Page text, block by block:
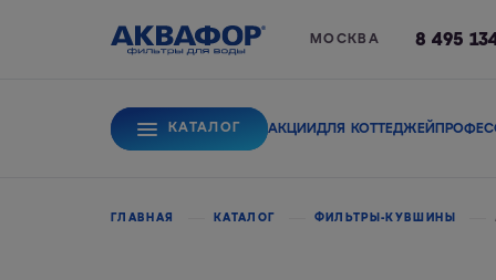
МОСКВА 8 495
КАТАЛОГ АКЦИИДЛЯ КОТТЕДЖЕЙ
Для питьевой
ГЛАВНАЯ КАТАЛОГ ФИЛЬТРЫ-КУВШИНЫ